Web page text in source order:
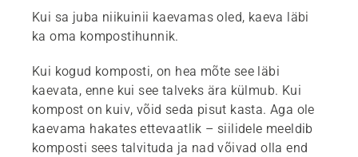
Kui sa juba niikuinii kaevamas oled, kaeva läbi
ka oma kompostihunnik.
Kui kogud komposti, on hea mõte see läbi
kaevata, enne kui see talveks ära külmub. Kui
kompost on kuiv, võid seda pisut kasta. Aga ole
kaevama hakates ettevaatlik – siilidele meeldib
komposti sees talvituda ja nad võivad olla end